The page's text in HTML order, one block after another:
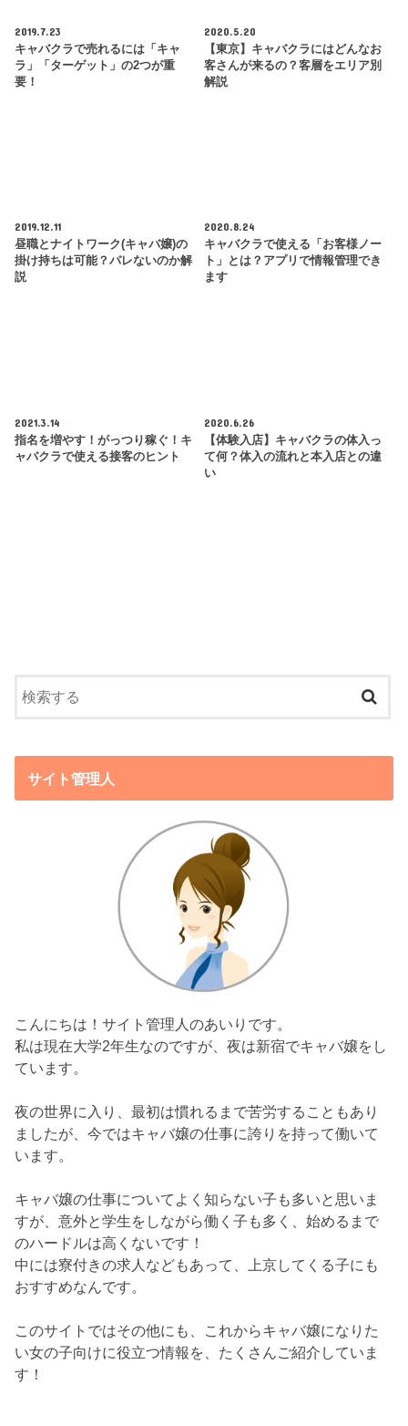
2019.7.23
キャバクラで売れるには「キャ
ラ」「ターゲット」の2つが重
要！
2020.5.20
【東京】キャバクラにはどんなお
客さんが来るの？客層をエリア別
解説
2019.12.11
昼職とナイトワーク(キャバ嬢)の
掛け持ちは可能？バレないのか解
説
2020.8.24
キャバクラで使える「お客様ノー
ト」とは？アプリで情報管理でき
ます
2021.3.14
指名を増やす！がっつり稼ぐ！キ
ャバクラで使える接客のヒント
2020.6.26
【体験入店】キャバクラの体入っ
て何？体入の流れと本入店との違
い
サイト管理人
こんにちは！サイト管理人のあいりです。
私は現在大学2年生なのですが、夜は新宿でキャバ嬢をし
ています。
夜の世界に入り、最初は慣れるまで苦労することもあり
ましたが、今ではキャバ嬢の仕事に誇りを持って働いて
います。
キャバ嬢の仕事についてよく知らない子も多いと思いま
すが、意外と学生をしながら働く子も多く、始めるまで
のハードルは高くないです！
中には寮付きの求人などもあって、上京してくる子にも
おすすめなんです。
このサイトではその他にも、これからキャバ嬢になりた
い女の子向けに役立つ情報を、たくさんご紹介していま
す！